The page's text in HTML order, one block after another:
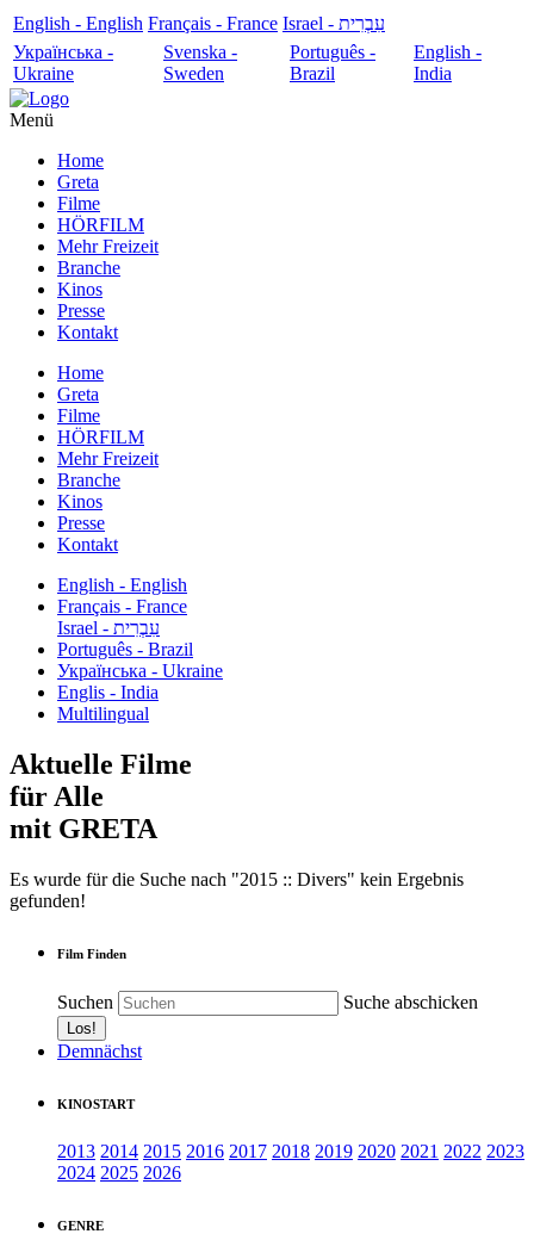
English - English Français - France
עִבְרִית - Israel
Українська -
Ukraine
Svenska -
Sweden
Português -
Brazil
English -
India
Menü
Home
Greta
Filme
HÖRFILM
Mehr Freizeit
Branche
Kinos
Presse
Kontakt
Home
Greta
Filme
HÖRFILM
Mehr Freizeit
Branche
Kinos
Presse
Kontakt
English - English
Français - France
עִבְרִית - Israel
Português - Brazil
Українська - Ukraine
Englis - India
Multilingual
Aktuelle Filme
für Alle
mit GRETA
Es wurde für die Suche nach "2015 :: Divers" kein Ergebnis
gefunden!
Film Finden
Suchen Suche abschicken
Demnächst
KINOSTART
2013 2014 2015 2016 2017 2018 2019 2020 2021 2022 2023
2024 2025 2026
GENRE